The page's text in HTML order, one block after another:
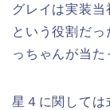
グレイは実装
という役割だ
っちゃんが当た
星４に関しては